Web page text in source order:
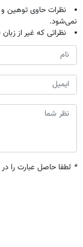
نظرات حاوی توهین
نمی‌شود.
نظراتی که غیر از
* لطفا حاصل عبارت را